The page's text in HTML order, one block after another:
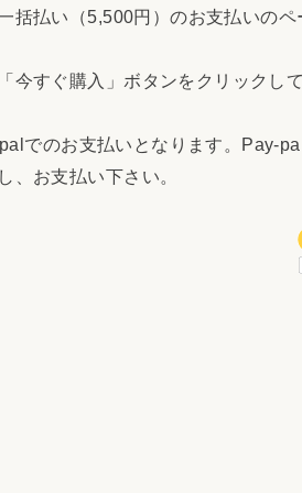
括払い（5,500円）のお支払いのペ
今すぐ購入」ボタンをクリックし
でのお支払いとなります。Pay-
、お支払い下さい。